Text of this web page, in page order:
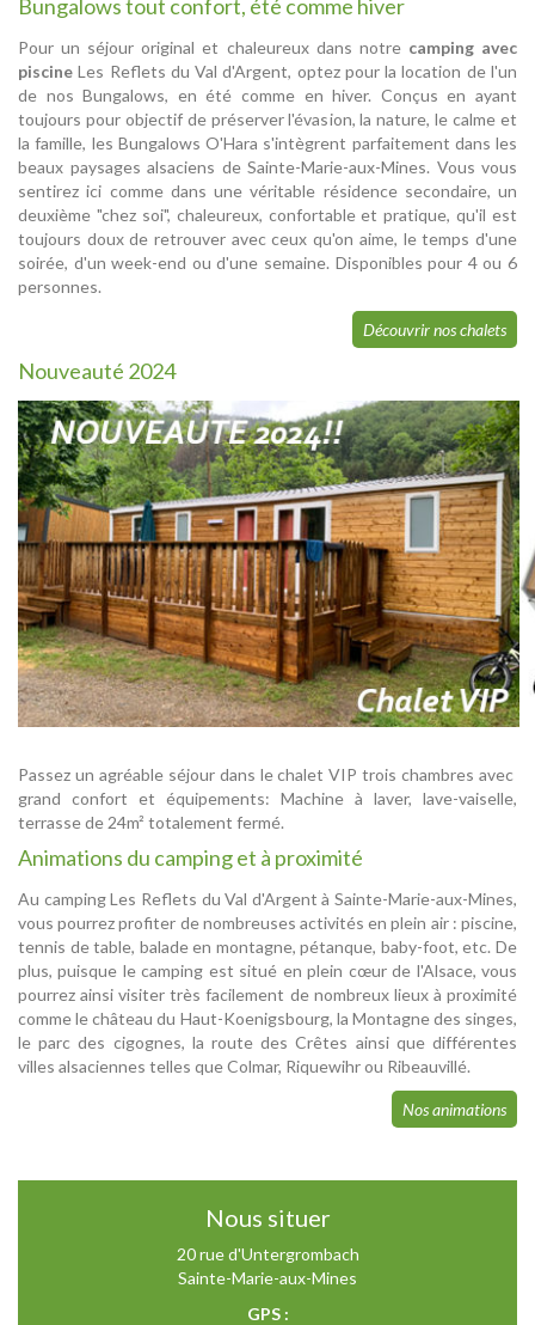
Bungalows tout confort, été comme hiver
Pour un séjour original et chaleureux dans notre camping avec
piscine Les Reflets du Val d'Argent, optez pour la location de l'un
de nos Bungalows, en été comme en hiver. Conçus en ayant
toujours pour objectif de préserver l'évasion, la nature, le calme et
la famille, les Bungalows O'Hara s'intègrent parfaitement dans les
beaux paysages alsaciens de Sainte-Marie-aux-Mines. Vous vous
sentirez ici comme dans une véritable résidence secondaire, un
deuxième "chez soi", chaleureux, confortable et pratique, qu'il est
toujours doux de retrouver avec ceux qu'on aime, le temps d'une
soirée, d'un week-end ou d'une semaine. Disponibles pour 4 ou 6
personnes.
Découvrir nos chalets
Nouveauté 2024
Passez un agréable séjour dans le chalet VIP trois chambres avec
grand confort et équipements: Machine à laver, lave-vaiselle,
terrasse de 24m² totalement fermé.
Animations du camping et à proximité
Au camping Les Reflets du Val d'Argent à Sainte-Marie-aux-Mines,
vous pourrez profiter de nombreuses activités en plein air : piscine,
tennis de table, balade en montagne, pétanque, baby-foot, etc. De
plus, puisque le camping est situé en plein cœur de l'Alsace, vous
pourrez ainsi visiter très facilement de nombreux lieux à proximité
comme le château du Haut-Koenigsbourg, la Montagne des singes,
le parc des cigognes, la route des Crêtes ainsi que différentes
villes alsaciennes telles que Colmar, Riquewihr ou Ribeauvillé.
Nos animations
Nous situer
20 rue d'Untergrombach
Sainte-Marie-aux-Mines
GPS :